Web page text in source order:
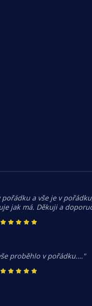
pořádku a vše je v
jak má. Děkuji a
proběhlo v pořádku.…"